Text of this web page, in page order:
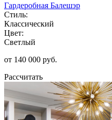
Гардеробная Балешэр
Стиль:
Классический
Цвет:
Светлый
от 140 000 руб.
Рассчитать